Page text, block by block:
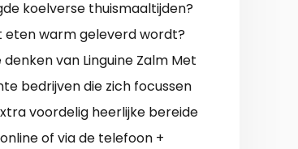
koelverse thuismaaltijden?
eten warm geleverd wordt?
van Linguine Zalm Met
bedrijven die zich focussen
voordelig heerlijke bereide
of via de telefoon +